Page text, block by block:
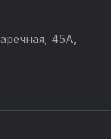
45А,